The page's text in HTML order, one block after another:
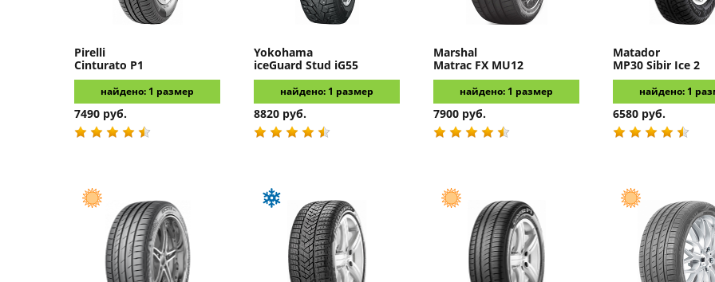
Pirelli
Cinturato P1
найдено: 1 размер
7490 руб.
Yokohama
iceGuard Stud iG55
найдено: 1 размер
8820 руб.
Marshal
Matrac FX MU12
найдено: 1 размер
7900 руб.
Matador
MP30 Sibir Ice 2
найдено: 1
6580 руб.